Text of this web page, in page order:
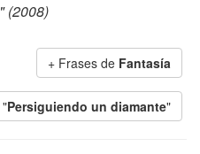
" (2008)
+ Frases de Fantasía
Persiguiendo un diamante"